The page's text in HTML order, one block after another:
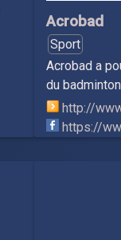
Acrobad
Sport
Acrobad a
du
http://
https://